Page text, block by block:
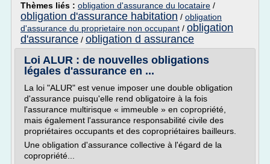
Thèmes liés : obligation d'assurance du locataire /
obligation d'assurance habitation / obligation
d'assurance du proprietaire non occupant / obligation
d'assurance / obligation d assurance
Loi ALUR : de nouvelles obligations
légales d'assurance en ...
La loi "ALUR" est venue imposer une double obligation
d'assurance puisqu'elle rend obligatoire à la fois
l'assurance multirisque « immeuble » en copropriété,
mais également l'assurance responsabilité civile des
propriétaires occupants et des copropriétaires bailleurs.
Une obligation d'assurance collective à l'égard de la
copropriété...